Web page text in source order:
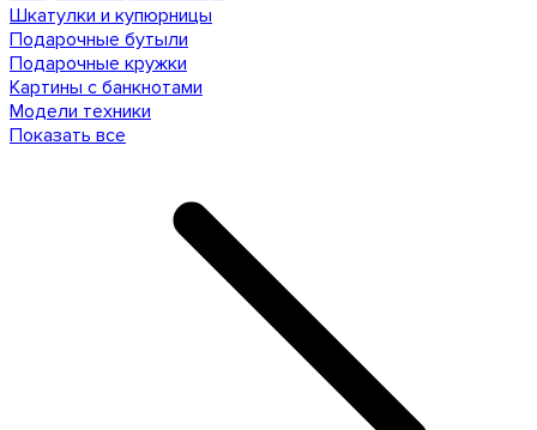
Шкатулки и купюрницы
Подарочные бутыли
Подарочные кружки
Картины с банкнотами
Модели техники
Показать все